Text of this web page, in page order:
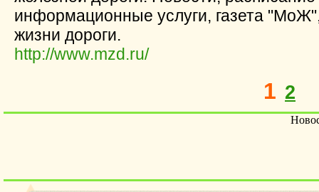
информационные услуги, газета
жизни дороги.
http://www.mzd.ru/
1 2